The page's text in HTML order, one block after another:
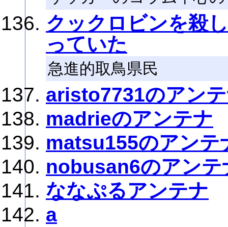
クックロビンを殺
っていた
急進的取鳥県民
aristo7731のアン
madrieのアンテナ
matsu155のアンテ
nobusan6のアンテ
ななぷるアンテナ
a